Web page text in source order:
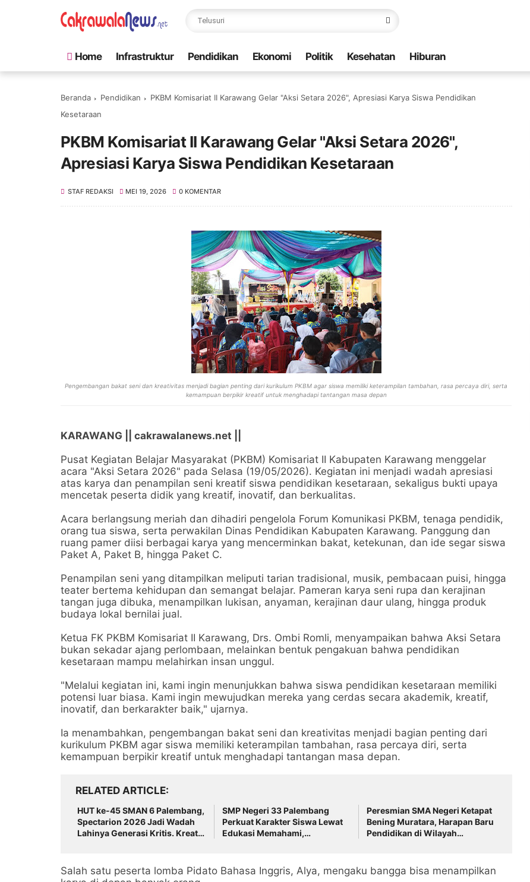
Home Infrastruktur Pendidikan Ekonomi Politik Kesehatan Hiburan
Beranda Pendidikan
PKBM Komisariat II Karawang Gelar "Aksi Setara 2026", Apresiasi Karya Siswa Pendidikan
Kesetaraan
PKBM Komisariat II Karawang Gelar "Aksi Setara 2026",
Apresiasi Karya Siswa Pendidikan Kesetaraan
STAF REDAKSI MEI 19, 2026 0 KOMENTAR
Pengembangan bakat seni dan kreativitas menjadi bagian penting dari kurikulum PKBM agar siswa memiliki keterampilan tambahan, rasa percaya diri, serta
kemampuan berpikir kreatif untuk menghadapi tantangan masa depan
KARAWANG || cakrawalanews.net ||
Pusat Kegiatan Belajar Masyarakat (PKBM) Komisariat II Kabupaten Karawang menggelar
acara "Aksi Setara 2026" pada Selasa (19/05/2026). Kegiatan ini menjadi wadah apresiasi
atas karya dan penampilan seni kreatif siswa pendidikan kesetaraan, sekaligus bukti upaya
mencetak peserta didik yang kreatif, inovatif, dan berkualitas.
Acara berlangsung meriah dan dihadiri pengelola Forum Komunikasi PKBM, tenaga pendidik,
orang tua siswa, serta perwakilan Dinas Pendidikan Kabupaten Karawang. Panggung dan
ruang pamer diisi berbagai karya yang mencerminkan bakat, ketekunan, dan ide segar siswa
Paket A, Paket B, hingga Paket C.
Penampilan seni yang ditampilkan meliputi tarian tradisional, musik, pembacaan puisi, hingga
teater bertema kehidupan dan semangat belajar. Pameran karya seni rupa dan kerajinan
tangan juga dibuka, menampilkan lukisan, anyaman, kerajinan daur ulang, hingga produk
budaya lokal bernilai jual.
Ketua FK PKBM Komisariat II Karawang, Drs. Ombi Romli, menyampaikan bahwa Aksi Setara
bukan sekadar ajang perlombaan, melainkan bentuk pengakuan bahwa pendidikan
kesetaraan mampu melahirkan insan unggul.
"Melalui kegiatan ini, kami ingin menunjukkan bahwa siswa pendidikan kesetaraan memiliki
potensi luar biasa. Kami ingin mewujudkan mereka yang cerdas secara akademik, kreatif,
inovatif, dan berkarakter baik," ujarnya.
Ia menambahkan, pengembangan bakat seni dan kreativitas menjadi bagian penting dari
kurikulum PKBM agar siswa memiliki keterampilan tambahan, rasa percaya diri, serta
kemampuan berpikir kreatif untuk menghadapi tantangan masa depan.
RELATED ARTICLE
HUT ke-45 SMAN 6 Palembang,
Spectarion 2026 Jadi Wadah
Lahinya Generasi Kritis. Kreatif,
SMP Negeri 33 Palembang
Perkuat Karakter Siswa Lewat
Edukasi Memahami,
Peresmian SMA Negeri Ketapat
Bening Muratara, Harapan Baru
Pendidikan di Wilayah
Salah satu peserta lomba Pidato Bahasa Inggris, Alya, mengaku bangga bisa menampilkan